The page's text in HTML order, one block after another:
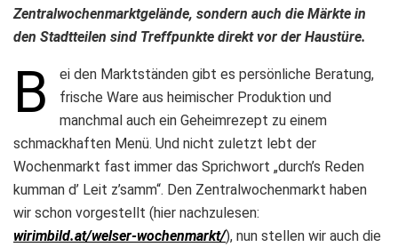
Zentralwochenmarktgelände, sondern auch die Märkte in
den Stadtteilen sind Treffpunkte direkt vor der Haustüre.
B
ei den Marktständen gibt es persönliche Beratung,
frische Ware aus heimischer Produktion und
manchmal auch ein Geheimrezept zu einem
schmackhaften Menü. Und nicht zuletzt lebt der
Wochenmarkt fast immer das Sprichwort „durch’s Reden
kumman d’ Leit z’samm“. Den Zentralwochenmarkt haben
wir schon vorgestellt (hier nachzulesen:
wirimbild.at/welser-wochenmarkt/), nun stellen wir auch die